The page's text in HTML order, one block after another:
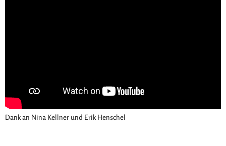
Dank an Nina Kellner und Erik Henschel